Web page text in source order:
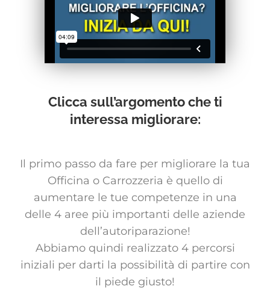
Clicca sull’argomento che ti
interessa migliorare:
Il primo passo da fare per migliorare la tua
Officina o Carrozzeria è quello di
aumentare le tue competenze in una
delle 4 aree più importanti delle aziende
dell’autoriparazione!
Abbiamo quindi realizzato 4 percorsi
iniziali per darti la possibilità di partire con
il piede giusto!